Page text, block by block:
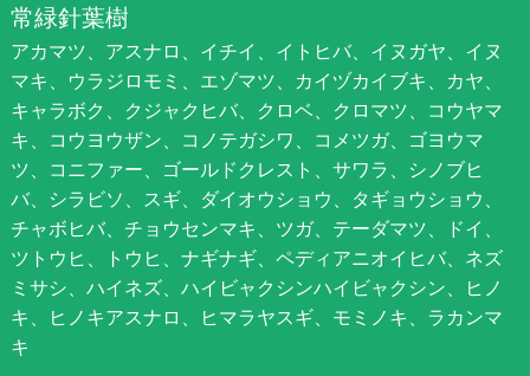
常緑針葉樹
アカマツ、アスナロ、イチイ、イトヒバ、イヌガヤ、イヌ
マキ、ウラジロモミ、エゾマツ、カイヅカイブキ、カヤ、
キャラボク、クジャクヒバ、クロベ、クロマツ、コウヤマ
キ、コウヨウザン、コノテガシワ、コメツガ、ゴヨウマ
ツ、コニファー、ゴールドクレスト、サワラ、シノブヒ
バ、シラビソ、スギ、ダイオウショウ、タギョウショウ、
チャボヒバ、チョウセンマキ、ツガ、テーダマツ、ドイ、
ツトウヒ、トウヒ、ナギナギ、ペディアニオイヒバ、ネズ
ミサシ、ハイネズ、ハイビャクシンハイビャクシン、ヒノ
キ、ヒノキアスナロ、ヒマラヤスギ、モミノキ、ラカンマ
キ